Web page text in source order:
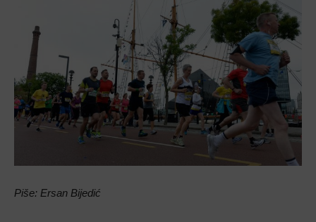
Piše: Ersan Bijedić